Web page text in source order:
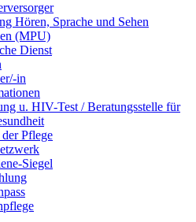
Hören, Sprache und Sehen
(MPU)
Dienst
in
u. HIV-Test / Beratungsstelle für
Pflege
Siegel